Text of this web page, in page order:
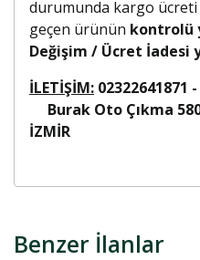
durumunda kargo ücreti
geçen ürünün kontrolü
Değişim / Ücret İadesi
İLETİŞİM:
Burak Oto Çıkma
İZMİR
Benzer İlanlar